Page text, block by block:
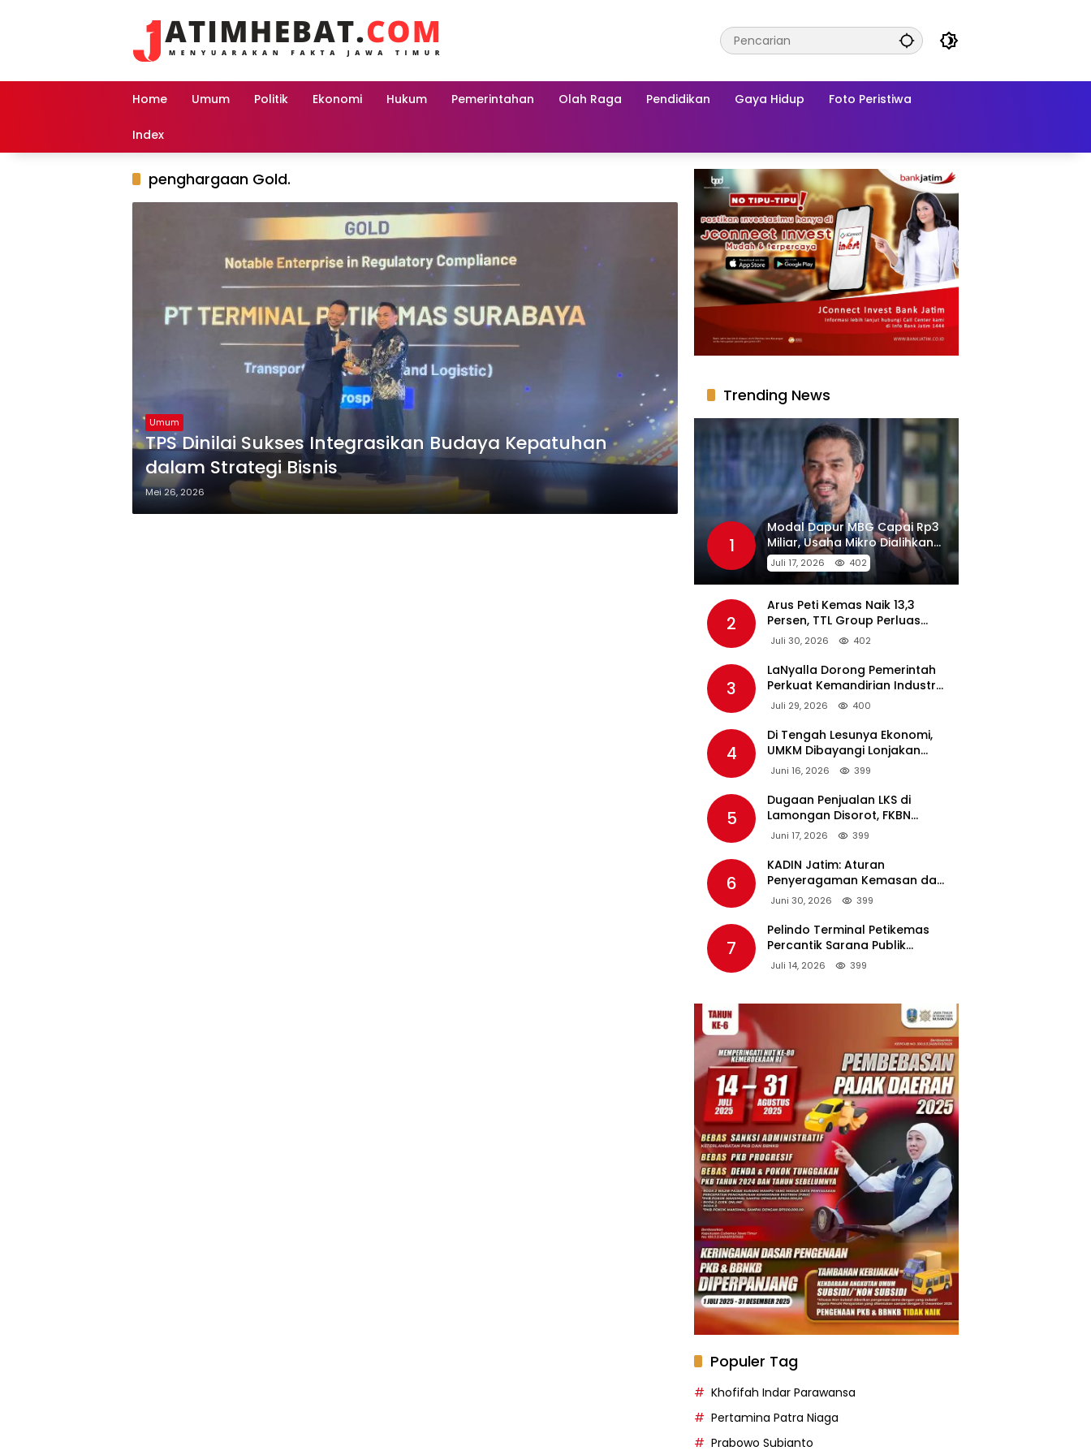
Home Umum Politik Ekonomi Hukum Pemerintahan Olah Raga Pendidikan Gaya Hidup Foto Peristiwa
Index
penghargaan Gold.
Umum
TPS Dinilai Sukses Integrasikan Budaya Kepatuhan
dalam Strategi Bisnis
Mei 26, 2026
Trending News
1
Modal Dapur MBG Capai Rp3
Miliar, Usaha Mikro Dialihkan
Jadi Pemasok
Juli 17, 2026 402
2
Arus Peti Kemas Naik 13,3
Persen, TTL Group Perluas
Konektivitas Maritim Global
Juli 30, 2026 402
3
LaNyalla Dorong Pemerintah
Perkuat Kemandirian Industri
Pertahanan Maritim Lewat PT
Juli 29, 2026 400
4
Di Tengah Lesunya Ekonomi,
UMKM Dibayangi Lonjakan
Harga BBM Nonsubsidi
Juni 16, 2026 399
5
Dugaan Penjualan LKS di
Lamongan Disorot, FKBN
Minta APH dan Dinas
Juni 17, 2026 399
6
KADIN Jatim: Aturan
Penyeragaman Kemasan dan
Larangan Bahan Tambahan
Tembakau
Juni 30, 2026 399
7
Pelindo Terminal Petikemas
Percantik Sarana Publik
Warga Ring 1 Terminal Teluk
Juli 14, 2026 399
Populer Tag
Khofifah Indar Parawansa
Pertamina Patra Niaga
Prabowo Subianto